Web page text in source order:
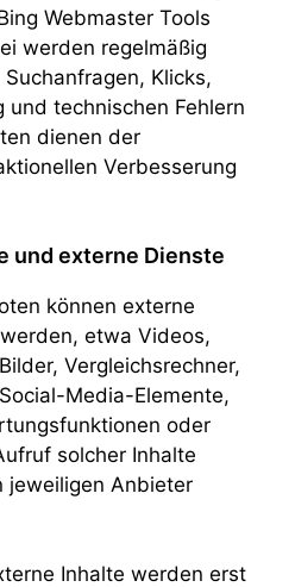
Webmaster Tools
werden regelmäßig
Klicks,
und technischen Fehlern
dienen der
Verbesserung
und externe Dienste
können externe
etwa Videos,
Vergleichsrechner,
Media-Elemente,
oder
solcher Inhalte
jeweiligen Anbieter
Inhalte werden erst